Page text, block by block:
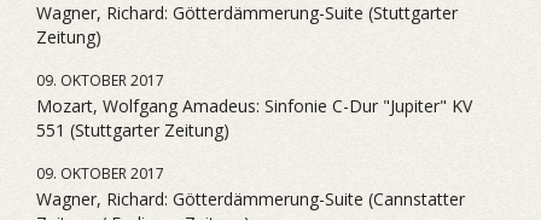
Wagner, Richard: Götterdämmerung-Suite (Stuttgarter
Zeitung)
09. OKTOBER 2017
Mozart, Wolfgang Amadeus: Sinfonie C-Dur "Jupiter" KV
551 (Stuttgarter Zeitung)
09. OKTOBER 2017
Wagner, Richard: Götterdämmerung-Suite (Cannstatter